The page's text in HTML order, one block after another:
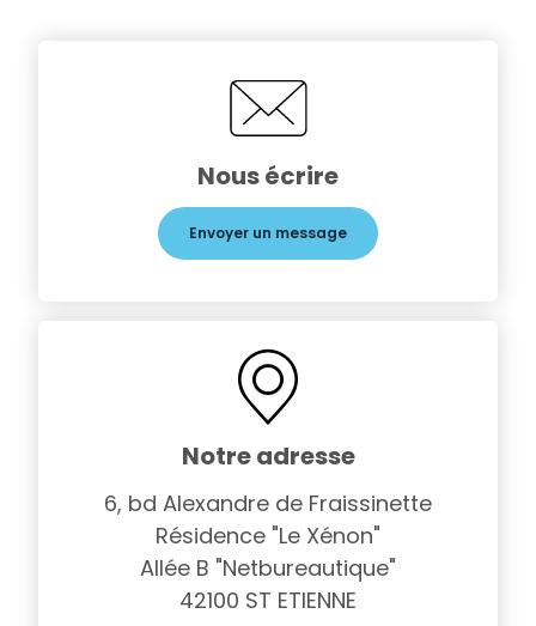
Nous écrire
Envoyer un message
Notre adresse
6, bd Alexandre de Fraissinette
Résidence "Le Xénon"
Allée B "Netbureautique"
42100 ST ETIENNE